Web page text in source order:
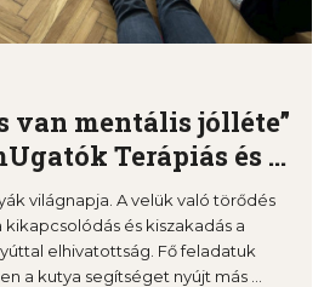
van mentális jólléte”
Terápiás és ...
világnapja. A velük való törődés
és kiszakadás a
elhivatottság. Fő feladatuk
a kutya segítséget nyújt más ...